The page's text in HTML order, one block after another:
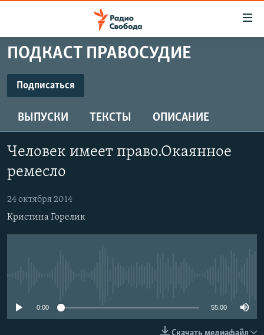
упрощенного
Вернуться
основному
содержанию
Вернутся
главной
Вернутся
поиску
ПРОГРАММЫ
ПОДКАСТЫ
МНЕНИЯ
КУЛЬТУРА
КАВКАЗ.РЕАЛИИ
СЕВЕР.РЕАЛИИ
ПОДКАСТ ПРАВОСУДИЕ
Подписаться
ВЫПУСКИ ТЕКСТЫ ОПИСАНИЕ
Человек имеет право.Окаянное
ремесло
24 октября 2014
Кристина Горелик
0:00 55:00